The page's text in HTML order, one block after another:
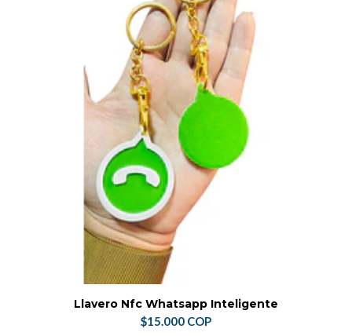
Llavero Nfc Whatsapp Inteligente
$15.000 COP